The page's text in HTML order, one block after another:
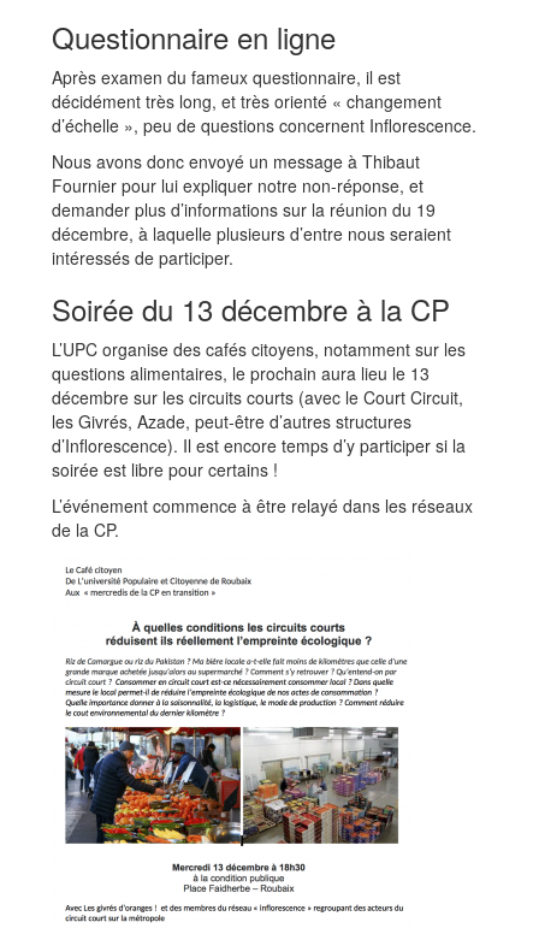
Questionnaire en ligne
Après examen du fameux questionnaire, il est
décidément très long, et très orienté « changement
d’échelle », peu de questions concernent Inflorescence.
Nous avons donc envoyé un message à Thibaut
Fournier pour lui expliquer notre non-réponse, et
demander plus d’informations sur la réunion du 19
décembre, à laquelle plusieurs d’entre nous seraient
intéressés de participer.
Soirée du 13 décembre à la CP
L’UPC organise des cafés citoyens, notamment sur les
questions alimentaires, le prochain aura lieu le 13
décembre sur les circuits courts (avec le Court Circuit,
les Givrés, Azade, peut-être d’autres structures
d’Inflorescence). Il est encore temps d’y participer si la
soirée est libre pour certains !
L’événement commence à être relayé dans les réseaux
de la CP.